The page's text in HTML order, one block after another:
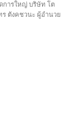
การใหญ่ บริษัท โต
ร ตังคชวนะ ผู้อำนวย